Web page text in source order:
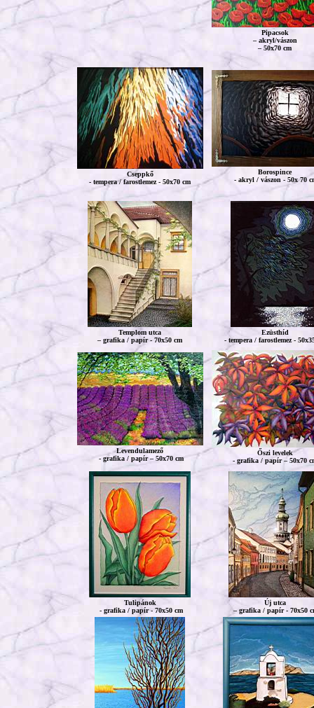
Pipacsok
– akryl/vászon
– 50x70 cm
Cseppkő
- tempera / farostlemez - 50x70 cm
Borospince
- akryl / vászon - 50x 70
Templom utca
– grafika / papír - 70x50 cm
Ezüsthíd
- tempera / farostlemez -
Levendulamező
- grafika / papír – 50x70 cm
Őszi levelek
- grafika / papír – 50x70
Tulipánok
- grafika / papír - 70x50 cm
Új utca
– grafika / papír - 70x50